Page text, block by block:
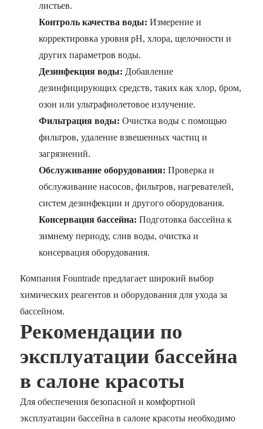
листьев.
Контроль качества воды: Измерение и
корректировка уровня pH, хлора, щелочности и
других параметров воды.
Дезинфекция воды: Добавление
дезинфицирующих средств, таких как хлор, бром,
озон или ультрафиолетовое излучение.
Фильтрация воды: Очистка воды с помощью
фильтров, удаление взвешенных частиц и
загрязнений.
Обслуживание оборудования: Проверка и
обслуживание насосов, фильтров, нагревателей,
систем дезинфекции и другого оборудования.
Консервация бассейна: Подготовка бассейна к
зимнему периоду, слив воды, очистка и
консервация оборудования.
Компания Fountrade предлагает широкий выбор
химических реагентов и оборудования для ухода за
бассейном.
Рекомендации по
эксплуатации бассейна
в салоне красоты
Для обеспечения безопасной и комфортной
эксплуатации бассейна в салоне красоты необходимо